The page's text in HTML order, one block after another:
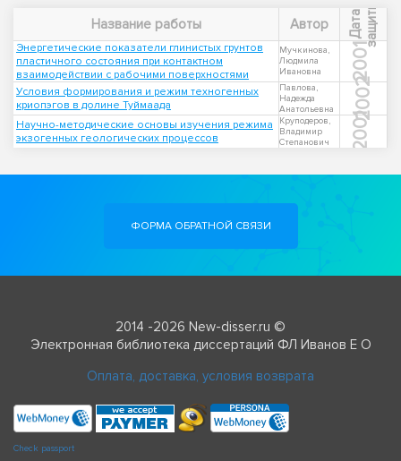
Название работы Автор Д
а
т
а
з
а
щ
и
т ы
Энергетические показатели глинистых грунтов
пластичного состояния при контактном
взаимодействии с рабочими поверхностями
Мучкинова,
Людмила
Ивановна
2001
Условия формирования и режим техногенных
криопэгов в долине Туймаада
Павлова,
Надежда
Анатольевна
2002
Научно-методические основы изучения режима
экзогенных геологических процессов
Круподеров,
Владимир
Степанович
2001
ФОРМА ОБРАТНОЙ СВЯЗИ
2014 -2026 New-disser.ru ©
Электронная библиотека диссертаций ФЛ Иванов Е О
Оплата, доставка, условия возврата
Check passport